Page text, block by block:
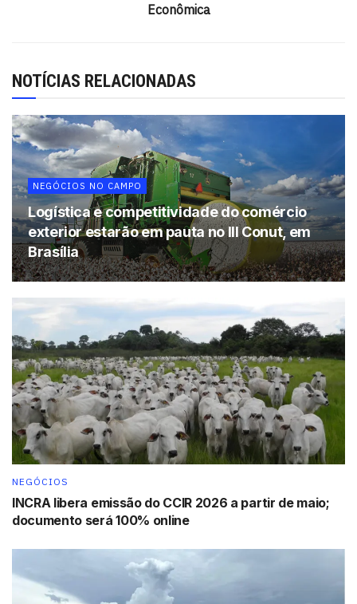
faturamento alcançou R$ 5,157 bilhões. Em seguida,
também nessas culturas o faturamento previsto para
2016 ficou abaixo de 2015.
O cacau, por sua vez, terá uma receita este ano de R$
774, 64 milhões contra R$ 699,27 milhões apurados em
2015.
Tags: algodão cacau café soja
Econômica
NOTÍCIAS RELACIONADAS
NEGÓCIOS NO CAMPO
Logística e competitividade do comércio
exterior estarão em pauta no III Conut, em
Brasília
NEGÓCIOS
INCRA libera emissão do CCIR 2026 a partir de maio;
documento será 100% online